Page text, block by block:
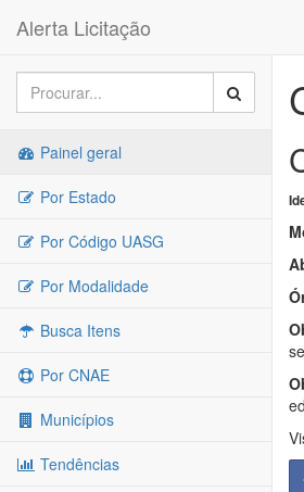
Alerta Licitação
Painel geral
Por Estado
Por Código UASG
Por Modalidade
Busca Itens
Por CNAE
Municípios
Tendências